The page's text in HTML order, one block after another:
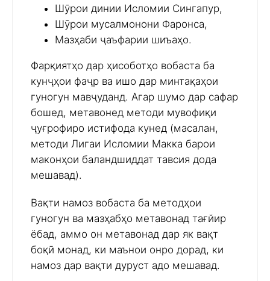
Шӯрои динии Исломии Сингапур,
Шӯрои мусалмонони Фаронса,
Мазҳаби ҷаъфарии шиъаҳо.
Фарқиятҳо дар ҳисоботҳо вобаста ба
кунҷҳои фаҷр ва ишо дар минтақаҳои
гуногун мавҷуданд. Агар шумо дар сафар
бошед, метавонед методи мувофиқи
ҷуғрофиро истифода кунед (масалан,
методи Лигаи Исломии Макка барои
маконҳои баландшиддат тавсия дода
мешавад).
Вақти намоз вобаста ба методҳои
гуногун ва мазҳабҳо метавонад тағйир
ёбад, аммо он метавонад дар як вақт
боқӣ монад, ки маънои онро дорад, ки
намоз дар вақти дуруст адо мешавад.